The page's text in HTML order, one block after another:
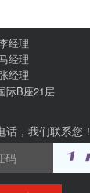
经理
经理
经理
际B座21层
话，我们联系您！